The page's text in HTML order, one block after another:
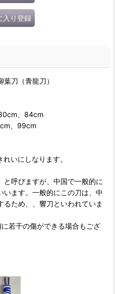
入り登録
刀（青龍刀）
、84cm
、99cm
いにしなります。
呼びますが、中国で一般的に
います。一般的にこの刀は、中
ため、、響刀といわれていま
若干の傷ができる場合もござ